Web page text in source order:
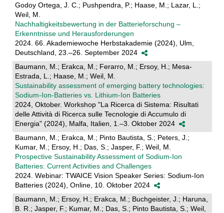
Godoy Ortega, J. C.; Pushpendra, P.; Haase, M.; Lazar, L.;
Weil, M.
Nachhaltigkeitsbewertung in der Batterieforschung –
Erkenntnisse und Herausforderungen
2024. 66. Akademiewoche Herbstakademie (2024), Ulm,
Deutschland, 23.–26. September 2024
Baumann, M.; Erakca, M.; Ferarro, M.; Ersoy, H.; Mesa-
Estrada, L.; Haase, M.; Weil, M.
Sustainability assessment of emerging battery technologies:
Sodium-Ion-Batteries vs. Lithium-Ion Batteries
2024, Oktober. Workshop "La Ricerca di Sistema: Risultati
delle Attività di Ricerca sulle Tecnologie di Accumulo di
Energia" (2024), Malfa, Italien, 1.–3. Oktober 2024
Baumann, M.; Erakca, M.; Pinto Bautista, S.; Peters, J.;
Kumar, M.; Ersoy, H.; Das, S.; Jasper, F.; Weil, M.
Prospective Sustainability Assessment of Sodium-Ion
Batteries: Current Activities and Challenges
2024. Webinar: TWAICE Vision Speaker Series: Sodium-Ion
Batteries (2024), Online, 10. Oktober 2024
Baumann, M.; Ersoy, H.; Erakca, M.; Buchgeister, J.; Haruna,
B. R.; Jasper, F.; Kumar, M.; Das, S.; Pinto Bautista, S.; Weil,